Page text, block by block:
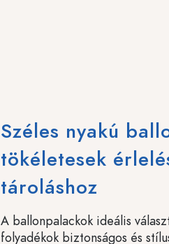
Széles nyakú
tökéletesek
tároláshoz
A ballonpalackok ideális
folyadékok biztonságos és